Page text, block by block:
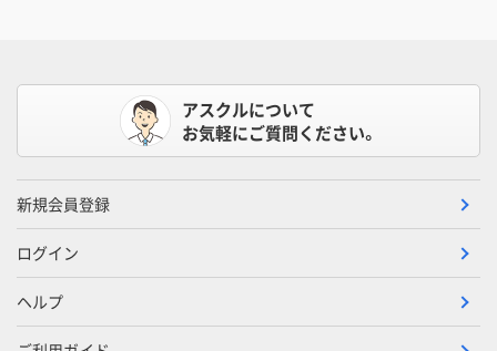
アスクルについて
お気軽にご質問ください。
新規会員登録
ログイン
ヘルプ